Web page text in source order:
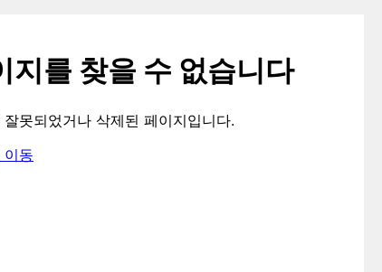
지를 찾을 수 없습니다
잘못되었거나 삭제된 페이지입니다.
이동